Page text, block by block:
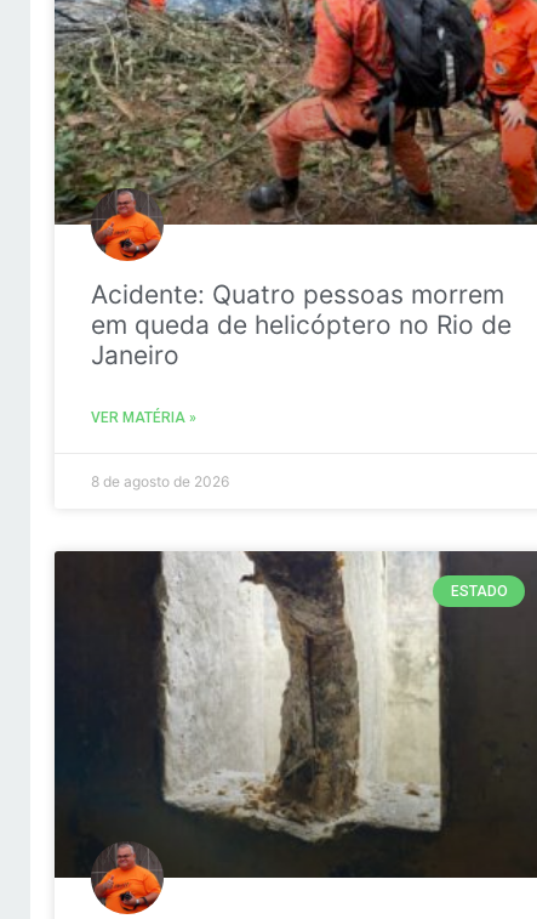
Acidente: Quatro pessoas morrem
em queda de helicóptero no Rio de
Janeiro
VER MATÉRIA »
8 de agosto de 2026
ESTADO